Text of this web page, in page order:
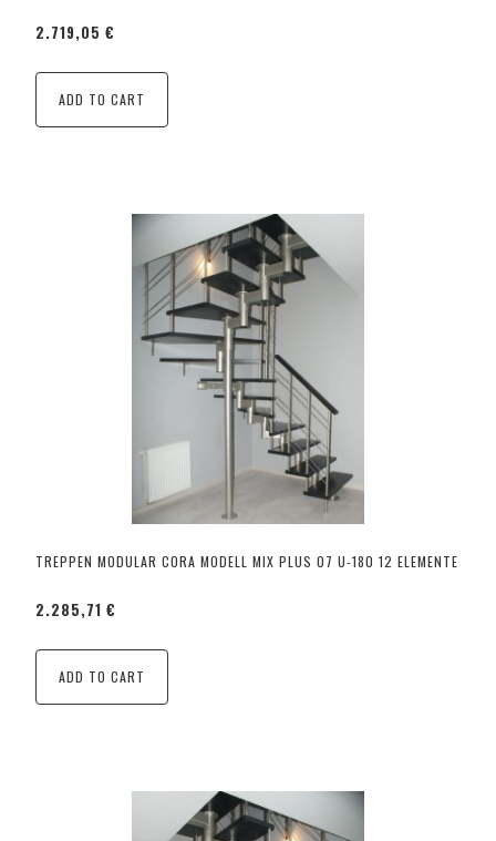
2.719,05 €
ADD TO CART
TREPPEN MODULAR CORA MODELL MIX PLUS 07 U-180 12 ELEMENTE
2.285,71 €
ADD TO CART